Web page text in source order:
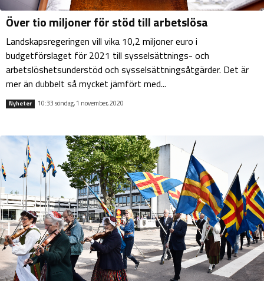
Över tio miljoner för stöd till arbetslösa
Landskapsregeringen vill vika 10,2 miljoner euro i
budgetförslaget för 2021 till sysselsättnings- och
arbetslöshetsunderstöd och sysselsättningsåtgärder. Det är
mer än dubbelt så mycket jämfört med...
Nyheter 10:33 söndag, 1 november, 2020